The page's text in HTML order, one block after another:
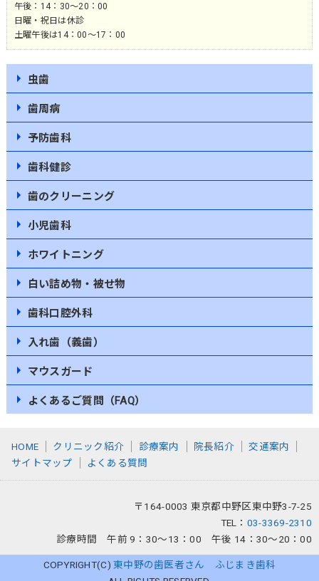
虫歯
歯周病
予防歯科
歯科健診
歯のクリーニング
小児歯科
ホワイトニング
白い詰め物・被せ物
歯科口腔外科
入れ歯（義歯）
マウスガード
よくあるご質問（FAQ）
午後：14：30～20：00
日曜・祝日は休診
土曜午後は14：00～17：00
HOME クリニック紹介 診療案内 院長紹介
交通案内
サイトマップ
よくある質問
〒164-0003 東京都中野区東中野3-7-25
TEL： 03-3369-2310
診療時間 午前 9：30～13：00 午後 14：30～20：00
COPYRIGHT(C)東中野の歯医者さん ふじまき歯科